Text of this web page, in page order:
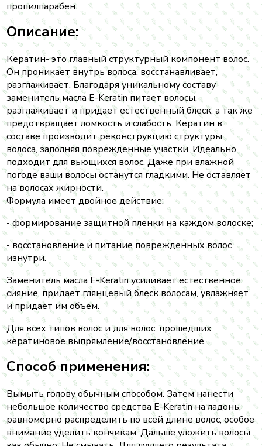
пропилпарабен.
Описание:
Кератин- это главный структурный компонент волос.
Он проникает внутрь волоса, восстанавливает,
разглаживает. Благодаря уникальному составу
заменитель масла E-Keratin питает волосы,
разглаживает и придает естественный блеск, а так же
предотвращает ломкость и слабость. Кератин в
составе производит реконструкцию структуры
волоса, заполняя поврежденные участки. Идеально
подходит для вьющихся волос. Даже при влажной
погоде ваши волосы останутся гладкими. Не оставляет
на волосах жирности.
Формула имеет двойное действие:
- формирование защитной пленки на каждом волоске;
- восстановление и питание поврежденных волос
изнутри.
Заменитель масла E-Keratin усиливает естественное
сияние, придает глянцевый блеск волосам, увлажняет
и придает им объем.
Для всех типов волос и для волос, прошедших
кератиновое выпрямление/восстановление.
Способ применения:
Вымыть голову обычным способом. Затем нанести
небольшое количество средства E-Keratin на ладонь,
равномерно распределить по всей длине волос, особое
внимание уделить кончикам. Дальше уложить волосы